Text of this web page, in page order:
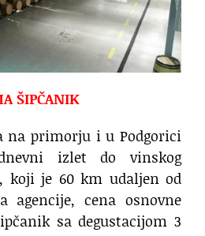
ŠIPČANIK
na primorju i u Podgorici
izlet do vinskog
koji je 60 km udaljen od
agencije, cena osnovne
sa degustacijom 3